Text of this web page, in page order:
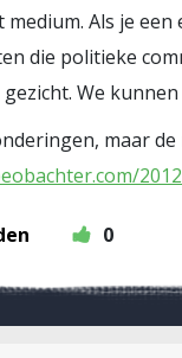
medium. Als je
die politieke
We
maar
0